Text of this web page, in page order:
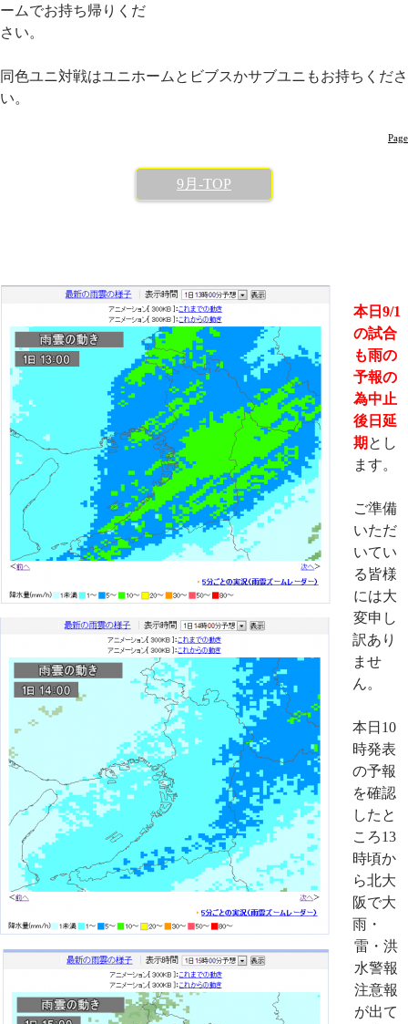
ームでお持ち帰りくだ
さい。
同色ユニ対戦はユニホームとビブスかサブユニもお持ちくださ
い。
Page
9月-TOP
本日9/1
の試合
も雨の
予報の
為中止
後日延
期 とし
ます。
ご準備
いただ
いてい
る皆様
には大
変申し
訳あり
ませ
ん。
本日10
時発表
の予報
を確認
したと
ころ13
時頃か
ら北大
阪で大
雨・
雷・洪
水警報
注意報
が出て